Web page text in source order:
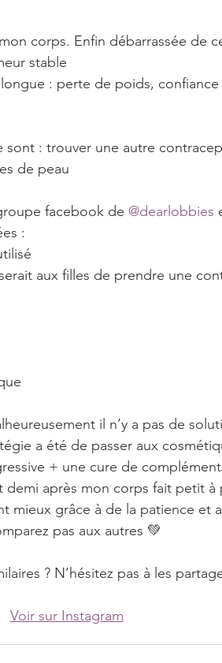
corps. Enfin débarrassée de
stable
: perte de poids,
sont : trouver une autre
de peau
facebook de @dearlobbies
:
aux filles de prendre une
il n’y a pas de
a été de passer aux
+ une cure de
demi après mon corps fait petit à
mieux grâce à de la patience et
pas aux autres 💚
? N’hésitez pas à les
Voir sur Instagram